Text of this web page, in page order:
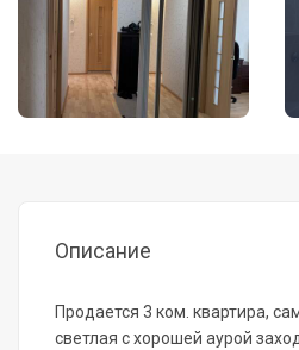
Описание
Продается 3 ком. квартира,
светлая с хорошей аурой